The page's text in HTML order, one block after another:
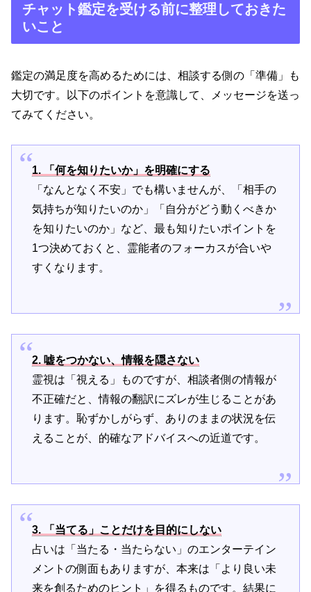
チャット鑑定を受ける前に整理しておきた
いこと
鑑定の満足度を高めるためには、相談する側の「準備」も
大切です。以下のポイントを意識して、メッセージを送っ
てみてください。
1. 「何を知りたいか」を明確にする
「なんとなく不安」でも構いませんが、「相手の
気持ちが知りたいのか」「自分がどう動くべきか
を知りたいのか」など、最も知りたいポイントを
1つ決めておくと、霊能者のフォーカスが合いや
すくなります。
2. 嘘をつかない、情報を隠さない
霊視は「視える」ものですが、相談者側の情報が
不正確だと、情報の翻訳にズレが生じることがあ
ります。恥ずかしがらず、ありのままの状況を伝
えることが、的確なアドバイスへの近道です。
3. 「当てる」ことだけを目的にしない
占いは「当たる・当たらない」のエンターテイン
メントの側面もありますが、本来は「より良い未
来を創るためのヒント」を得るものです。結果に